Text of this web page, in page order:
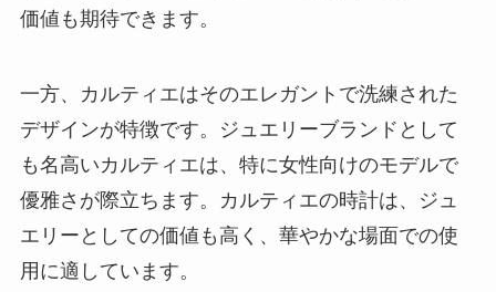
価値も期待できます。
一方、カルティエはそのエレガントで洗練された
デザインが特徴です。ジュエリーブランドとして
も名高いカルティエは、特に女性向けのモデルで
優雅さが際立ちます。カルティエの時計は、ジュ
エリーとしての価値も高く、華やかな場面での使
用に適しています。